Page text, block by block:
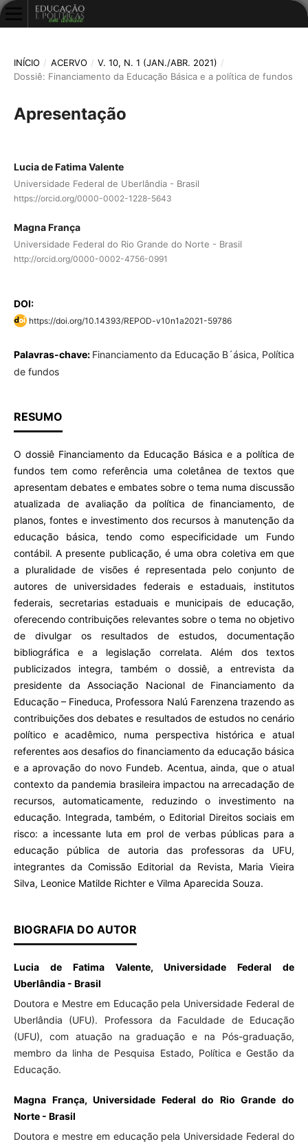
INÍCIO / ACERVO / V. 10, N. 1 (JAN./ABR. 2021) /
Dossiê: Financiamento da Educação Básica e a política de fundos
Apresentação
Lucia de Fatima Valente
Universidade Federal de Uberlândia - Brasil
https://orcid.org/0000-0002-1228-5643
Magna França
Universidade Federal do Rio Grande do Norte - Brasil
http://orcid.org/0000-0002-4756-0991
DOI:
https://doi.org/10.14393/REPOD-v10n1a2021-59786
Palavras-chave: Financiamento da Educação B´ásica, Política
de fundos
RESUMO
O dossiê Financiamento da Educação Básica e a política de
fundos tem como referência uma coletânea de textos que
apresentam debates e embates sobre o tema numa discussão
atualizada de avaliação da política de financiamento, de
planos, fontes e investimento dos recursos à manutenção da
educação básica, tendo como especificidade um Fundo
contábil. A presente publicação, é uma obra coletiva em que
a pluralidade de visões é representada pelo conjunto de
autores de universidades federais e estaduais, institutos
federais, secretarias estaduais e municipais de educação,
oferecendo contribuições relevantes sobre o tema no objetivo
de divulgar os resultados de estudos, documentação
bibliográfica e a legislação correlata. Além dos textos
publicizados integra, também o dossiê, a entrevista da
presidente da Associação Nacional de Financiamento da
Educação – Fineduca, Professora Nalú Farenzena trazendo as
contribuições dos debates e resultados de estudos no cenário
político e acadêmico, numa perspectiva histórica e atual
referentes aos desafios do financiamento da educação básica
e a aprovação do novo Fundeb. Acentua, ainda, que o atual
contexto da pandemia brasileira impactou na arrecadação de
recursos, automaticamente, reduzindo o investimento na
educação. Integrada, também, o Editorial Direitos sociais em
risco: a incessante luta em prol de verbas públicas para a
educação pública de autoria das professoras da UFU,
integrantes da Comissão Editorial da Revista, Maria Vieira
Silva, Leonice Matilde Richter e Vilma Aparecida Souza.
BIOGRAFIA DO AUTOR
Lucia de Fatima Valente, Universidade Federal de
Uberlândia - Brasil
Doutora e Mestre em Educação pela Universidade Federal de
Uberlândia (UFU). Professora da Faculdade de Educação
(UFU), com atuação na graduação e na Pós-graduação,
membro da linha de Pesquisa Estado, Política e Gestão da
Educação.
Magna França, Universidade Federal do Rio Grande do
Norte - Brasil
Doutora e mestre em educação pela Universidade Federal do